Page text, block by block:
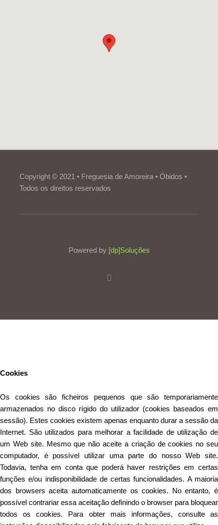
Copyright © 2021 • Freguesia de Amoreira • Óbidos •
Todos os direitos reservados
Powered by [dp]Soluções
Cookies
Os cookies são ficheiros pequenos que são temporariamente
armazenados no disco rígido do utilizador (cookies baseados em
sessão). Estes cookies existem apenas enquanto durar a sessão da
Internet. São utilizados para melhorar a facilidade de utilização de
um Web site. Mesmo que não aceite a criação de cookies no seu
computador, é possível utilizar uma parte do nosso Web site.
Todavia, tenha em conta que poderá haver restrições em certas
funções e/ou indisponibilidade de certas funcionalidades. A maioria
dos browsers aceita automaticamente os cookies. No entanto, é
possível contrariar essa aceitação definindo o browser para bloquear
todos os cookies. Para obter mais informações, consulte as